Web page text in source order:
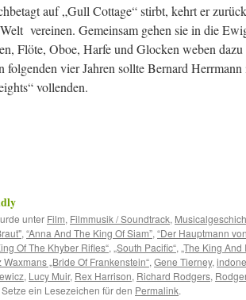
auf „Gull Cottage“ stirbt, kehrt er
vereinen. Gemeinsam gehen sie in die
Flöte, Oboe, Harfe und Glocken weben
folgenden vier Jahren sollte Bernard
vollenden.
unter Film, Filmmusik / Soundtrack,
, “Anna And The King Of Siam”, “Der Hauptmann
Of The Khyber Rifles“, „South Pacific“, „The King And
Waxmans „Bride Of Frankenstein“, Gene Tierney,
, Lucy Muir, Rex Harrison, Richard Rodgers,
ein Lesezeichen für den Permalink.